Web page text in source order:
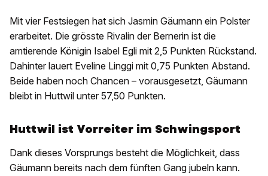
Mit vier Festsiegen hat sich Jasmin Gäumann ein Polster
erarbeitet. Die grösste Rivalin der Bernerin ist die
amtierende Königin Isabel Egli mit 2,5 Punkten Rückstand.
Dahinter lauert Eveline Linggi mit 0,75 Punkten Abstand.
Beide haben noch Chancen – vorausgesetzt, Gäumann
bleibt in Huttwil unter 57,50 Punkten.
Huttwil ist Vorreiter im Schwingsport
Dank dieses Vorsprungs besteht die Möglichkeit, dass
Gäumann bereits nach dem fünften Gang jubeln kann.